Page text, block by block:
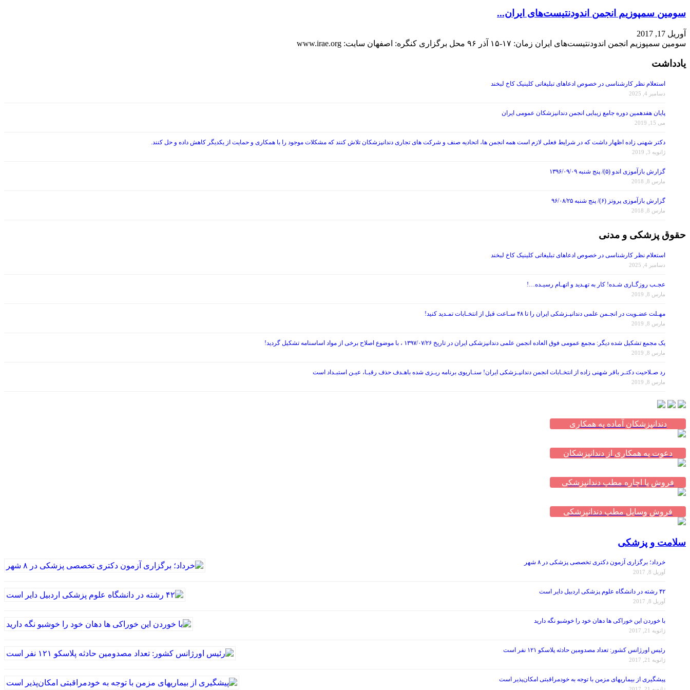
سومین سمپوزیم انجمن اندودنتیست‌های ایران...
آوریل 17, 2017
سومین سمپوزیم انجمن اندودنتیست‌های ایران زمان: ۱۷-۱۵ آذر ۹۶ محل برگزاری کنگره: اصفهان سایت: www.irae.org
یادداشت
استعلام نظر کارشناسی در خصوص ادعاهای تبلیغاتی کلینیک کاخ لبخند
دسامبر 4, 2025
پایان هفدهمین دوره جامع زیبایی انجمن دندانپزشکان عمومی ایران
می 15, 2019
دکتر شهنی زاده اظهار داشت که در شرایط فعلی لازم است همه انجمن ها، اتحادیه صنف و شرکت های تجاری دندانپزشکان تلاش کنند که مشکلات موجود را با همکاری و حمایت از یکدیگر کاهش داده و حل کنند.
ژانویه 3, 2019
گزارش بازآموزی اندو (۵)/ پنج شنبه ۱۳۹۶/۰۹/۰۹
مارس 8, 2018
گزارش بازآموزی پروتز (۶)/ پنج شنبه ۹۶/۰۸/۲۵
مارس 8, 2018
حقوق پزشکی و مدنی
استعلام نظر کارشناسی در خصوص ادعاهای تبلیغاتی کلینیک کاخ لبخند
دسامبر 4, 2025
عجـب روزگـاری شـده! کار به تهـدید و اتهـام رسیـده…!
مارس 8, 2019
مهـلت عضـویت در انجـمن علمی دندانپـزشکی ایران را تا ۴۸ سـاعت قبل از انتخـابات تمـدید کنید!
مارس 8, 2019
یک مجمع تشکیل شده دیگر: مجمع عمومی فوق العاده انجمن علمی دندانپزشکی ایران در تاریخ ۱۳۹۷/۰۷/۲۶ ، با موضوع اصلاح برخی از مواد اساسنامه تشکیل گردید!
مارس 8, 2019
رد صـلاحیت دکتـر باقر شهنی زاده از انتخـابات انجمن دندانپـزشکی ایران! سنـاریوی برنامه ریـزی شده باهـدف حذف رقبـا، عیـن استبـداد است
مارس 8, 2019
دندانپزشکان آماده به همکاری
دعوت به همکاری از دندانپزشکان
فروش یا اجاره مطب دندانپزشکی
فروش وسایل مطب دندانپزشکی
سلامت و پزشکی
خرداد؛ برگزاری آزمون دکتری تخصصی پزشکی در ۸ شهر
آوریل 8, 2017
۴۲ رشته در دانشگاه علوم پزشکی اردبیل دایر است
آوریل 8, 2017
با خوردن این خوراکی ها دهان خود را خوشبو نگه دارید
ژانویه 21, 2017
رئیس اورژانس کشور: تعداد مصدومین حادثه پلاسکو ۱۲۱ نفر است
ژانویه 21, 2017
پیشگیری از بیماریهای مزمن با توجه به خودمراقبتی امکان‌پذیر است